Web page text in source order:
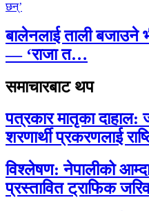
बालेनलाई ताली
— ‘राजा त…
समाचारबाट थप
पत्रकार मातृका
शरणार्थी प्रकरणलाई
विश्लेषण: नेपालीको
प्रस्तावित ट्राफिक